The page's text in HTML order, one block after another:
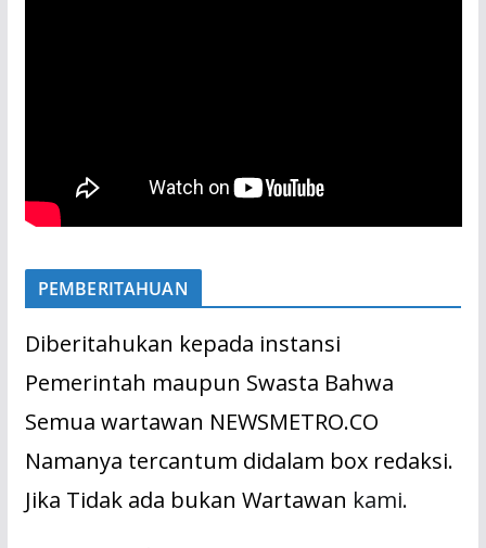
PEMBERITAHUAN
Diberitahukan kepada instansi
Pemerintah maupun Swasta Bahwa
Semua wartawan NEWSMETRO.CO
Namanya tercantum didalam box redaksi.
Jika Tidak ada bukan Wartawan kami.